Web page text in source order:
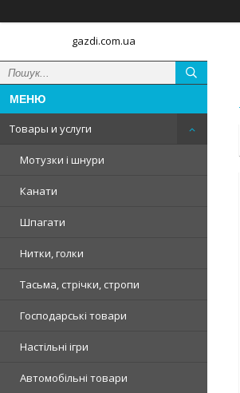
gazdi.com.ua
Товары и услуги
Мотузки і шнури
Канати
Шпагати
Нитки, голки
Тасьма, стрічки, стропи
Господарські товари
Настільні ігри
Автомобільні товари